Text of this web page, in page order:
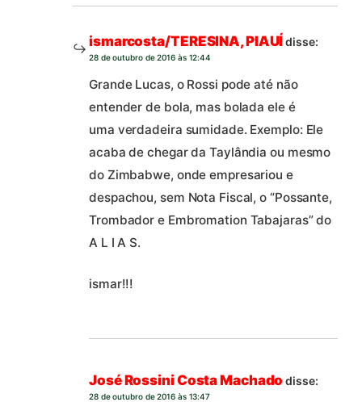
ismarcosta/TERESINA, PIAUÍdisse:
28 de outubro de 2016 às 12:44
Grande Lucas, o Rossi pode até não
entender de bola, mas bolada ele é
uma verdadeira sumidade. Exemplo: Ele
acaba de chegar da Taylândia ou mesmo
do Zimbabwe, onde empresariou e
despachou, sem Nota Fiscal, o “Possante,
Trombador e Embromation Tabajaras” do
A L I A S.
ismar!!!
José Rossini Costa Machado disse:
28 de outubro de 2016 às 13:47